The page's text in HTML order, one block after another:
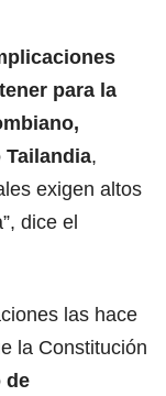
para la
,
exigen altos
dice el
las hace
la Constitución
de